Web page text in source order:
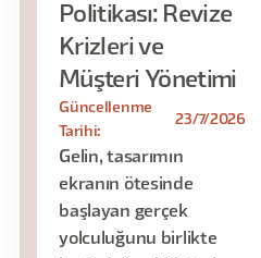
Politikası: Revize
Krizleri ve
Müşteri Yönetimi
Güncellenme
Tarihi:
23/7/2026
Gelin, tasarımın
ekranın ötesinde
başlayan gerçek
yolculuğunu birlikte